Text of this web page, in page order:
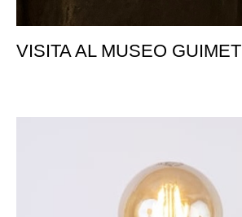
VISITA AL MUSEO GUIMET